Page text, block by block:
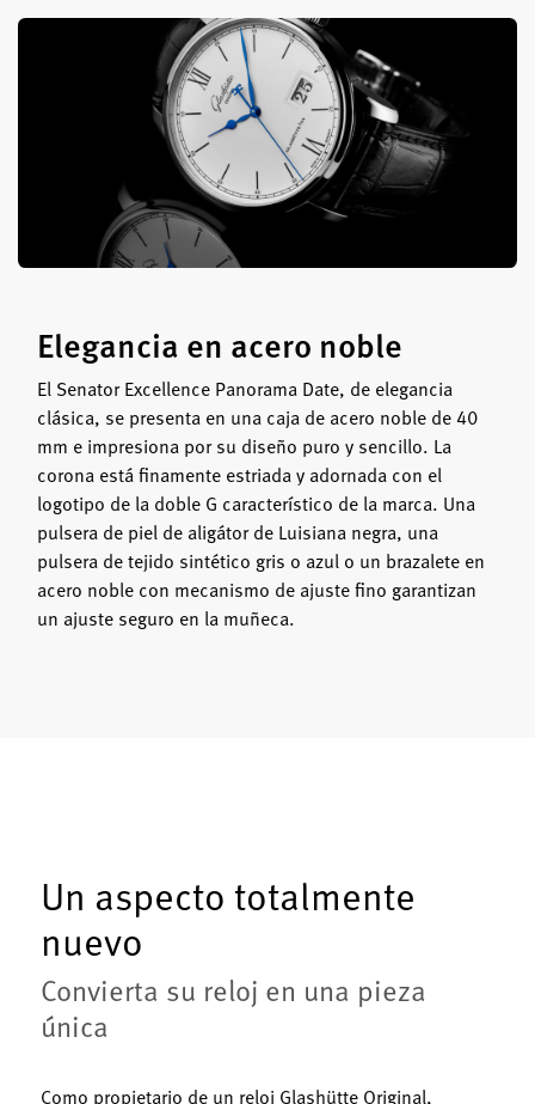
Elegancia en acero noble
El Senator Excellence Panorama Date, de elegancia
clásica, se presenta en una caja de acero noble de 40
mm e impresiona por su diseño puro y sencillo. La
corona está finamente estriada y adornada con el
logotipo de la doble G característico de la marca. Una
pulsera de piel de aligátor de Luisiana negra, una
pulsera de tejido sintético gris o azul o un brazalete en
acero noble con mecanismo de ajuste fino garantizan
un ajuste seguro en la muñeca.
Un aspecto totalmente
nuevo
Convierta su reloj en una pieza
única
Como propietario de un reloj Glashütte Original,